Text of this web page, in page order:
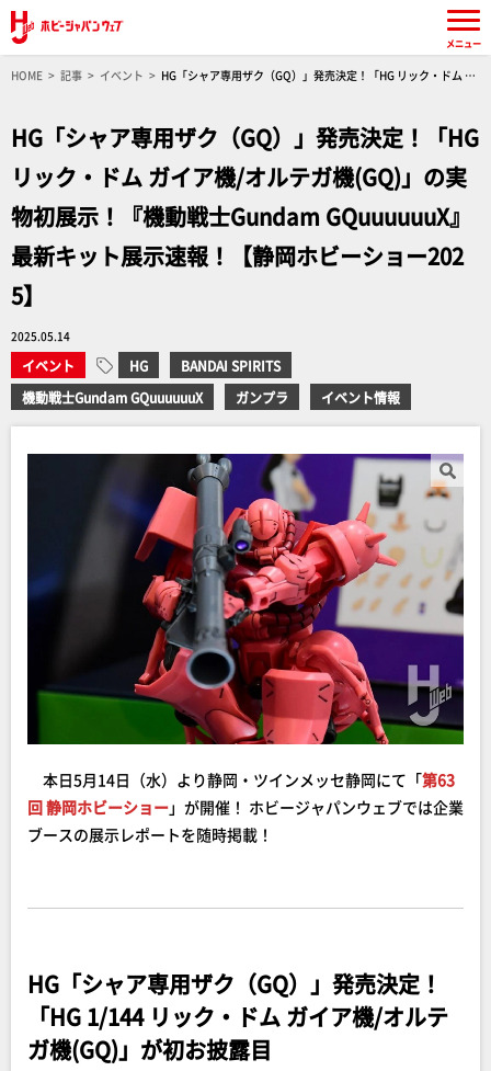
HOME 記事 イベント
HG「シャア専用ザク（GQ）」発売決定！「HG リック・ドム ガ
HG「シャア専用ザク（GQ）」発売決定！「HG
リック・ドム ガイア機/オルテガ機(GQ)」の実
物初展示！『機動戦士Gundam GQuuuuuuX』
最新キット展示速報！【静岡ホビーショー202
5】
2025.05.14
イベント HG
BANDAI SPIRITS
機動戦士Gundam GQuuuuuuX
ガンプラ イベント情報
本日5月14日（水）より静岡・ツインメッセ静岡にて「第63
回 静岡ホビーショー」が開催！ ホビージャパンウェブでは企業
ブースの展示レポートを随時掲載！
HG「シャア専用ザク（GQ）」発売決定！
「HG 1/144 リック・ドム ガイア機/オルテ
ガ機(GQ)」が初お披露目
メニュー